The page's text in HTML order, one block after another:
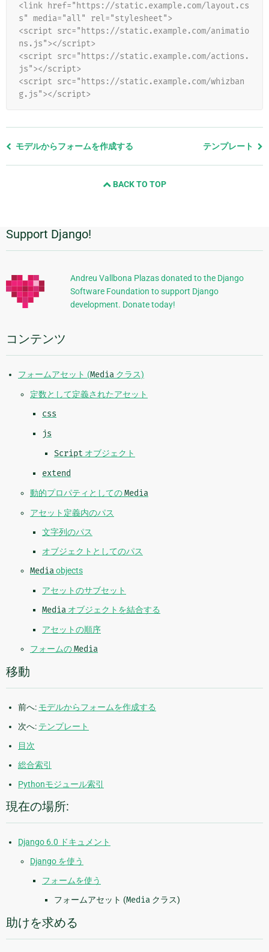
<link href="https://static.example.com/layout.cs
s" media="all" rel="stylesheet">
<script src="https://static.example.com/animatio
ns.js"></script>
<script src="https://static.example.com/actions.
js"></script>
<script src="https://static.example.com/whizban
g.js"></script>
前
の
ペ
ジ
モデルからフォームを作成する テンプレート
BACK TO TOP
追
加
的
な
報
Support Django!
Andreu Vallbona Plazas donated to the Django
Software Foundation to support Django
development. Donate today!
コンテンツ
フォームアセット (Media クラス)
定数として定義されたアセット
css
js
Script オブジェクト
extend
動的プロパティとしてのMedia
アセット定義内のパス
文字列のパス
オブジェクトとしてのパス
Mediaobjects
アセットのサブセット
Media オブジェクトを結合する
アセットの順序
フォームのMedia
移動
前へ: モデルからフォームを作成する
次へ: テンプレート
目次
総合索引
Pythonモジュール索引
現在の場所:
Django 6.0 ドキュメント
Django を使う
フォームを使う
フォームアセット (Media クラス)
助けを求める